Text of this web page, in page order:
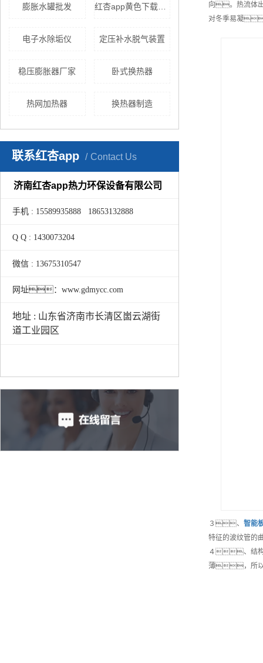
膨胀水罐批发 红杏app黄色下载换热
电子水除垢仪 定压补水脱气装置
稳压膨胀器厂家 卧式换热器
热网加热器 换热器制造
联系红杏app Contact Us
济南红杏app热力环保设备有限公司
手机 : 15589935888 18653132888
Q Q : 1430073204
微信 : 13675310547
网址：www.gdmycc.com
地址 : 山东省济南市长清区崮云湖街
道工业园区
向。热流体
对冬季易凝
３、 智能
特征的波纹管
４、结
薄，所